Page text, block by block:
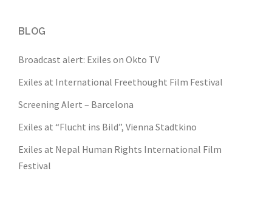
BLOG
Broadcast alert: Exiles on Okto TV
Exiles at International Freethought Film Festival
Screening Alert – Barcelona
Exiles at “Flucht ins Bild”, Vienna Stadtkino
Exiles at Nepal Human Rights International Film
Festival